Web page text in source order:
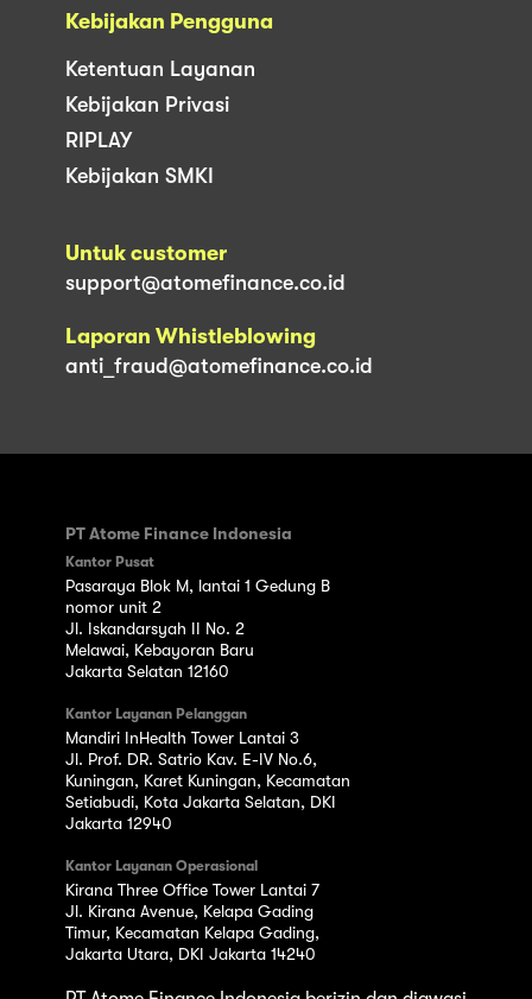
Kebijakan Pengguna
Ketentuan Layanan
Kebijakan Privasi
RIPLAY
Kebijakan SMKI
Untuk customer
support@atomefinance.co.id
Laporan Whistleblowing
anti_fraud@atomefinance.co.id
PT Atome Finance Indonesia
Kantor Pusat
Pasaraya Blok M, lantai 1 Gedung B
nomor unit 2
Jl. Iskandarsyah II No. 2
Melawai, Kebayoran Baru
Jakarta Selatan 12160
Kantor Layanan Pelanggan
Mandiri InHealth Tower Lantai 3
Jl. Prof. DR. Satrio Kav. E-IV No.6,
Kuningan, Karet Kuningan, Kecamatan
Setiabudi, Kota Jakarta Selatan, DKI
Jakarta 12940
Kantor Layanan Operasional
Kirana Three Office Tower Lantai 7
Jl. Kirana Avenue, Kelapa Gading
Timur, Kecamatan Kelapa Gading,
Jakarta Utara, DKI Jakarta 14240